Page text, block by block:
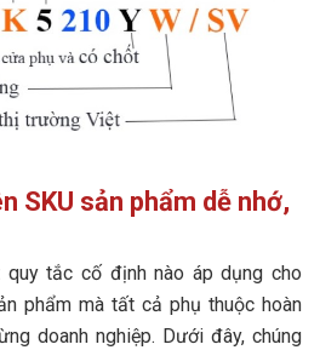
SKU sản phẩm dễ nhớ,
quy tắc cố định nào áp dụng cho
phẩm mà tất cả phụ thuộc hoàn
doanh nghiệp. Dưới đây, chúng